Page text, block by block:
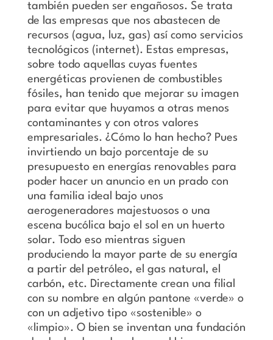
también pueden ser engañosos. Se trata
de las empresas que nos abastecen de
recursos (agua, luz, gas) así como servicios
tecnológicos (internet). Estas empresas,
sobre todo aquellas cuyas fuentes
energéticas provienen de combustibles
fósiles, han tenido que mejorar su imagen
para evitar que huyamos a otras menos
contaminantes y con otros valores
empresariales. ¿Cómo lo han hecho? Pues
invirtiendo un bajo porcentaje de su
presupuesto en energías renovables para
poder hacer un anuncio en un prado con
una familia ideal bajo unos
aerogeneradores majestuosos o una
escena bucólica bajo el sol en un huerto
solar. Todo eso mientras siguen
produciendo la mayor parte de su energía
a partir del petróleo, el gas natural, el
carbón, etc. Directamente crean una filial
con su nombre en algún pantone «verde» o
con un adjetivo tipo «sostenible» o
«limpio». O bien se inventan una fundación